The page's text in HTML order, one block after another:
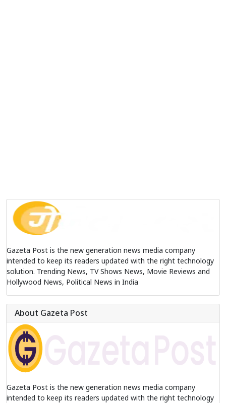
Gazeta Post is the new generation news media company
intended to keep its readers updated with the right technology
solution. Trending News, TV Shows News, Movie Reviews and
Hollywood News, Political News in India
About Gazeta Post
Gazeta Post is the new generation news media company
intended to keep its readers updated with the right technology